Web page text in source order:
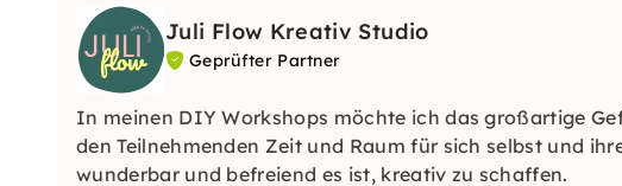
Juli Flow Kreativ Studio
Geprüfter Partner
In meinen DIY Workshops möchte ich das großartige
den Teilnehmenden Zeit und Raum für sich selbst und
wunderbar und befreiend es ist, kreativ zu schaffen.